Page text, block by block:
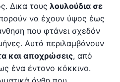
Δικα τους λουλούδια σε
να έχουν ύψος έως
που φτάνει σχεδόν
Αυτά περιλαμβάνουν
και αποχρώσεις, από
ένα έντονο κόκκινο.